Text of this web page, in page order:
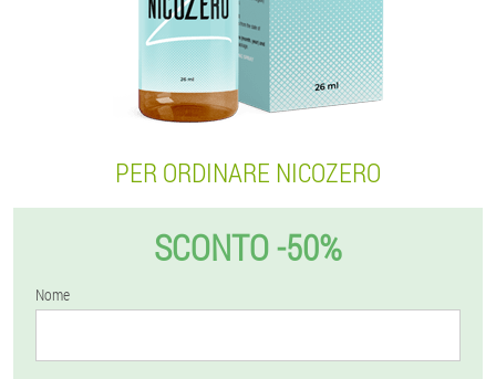
PER ORDINARE NICOZERO
SCONTO -50%
Nome